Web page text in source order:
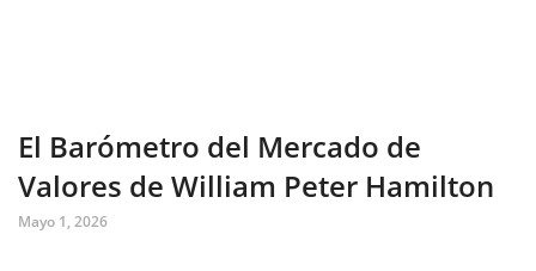
El Barómetro del Mercado de
Valores de William Peter Hamilton
Mayo 1, 2026